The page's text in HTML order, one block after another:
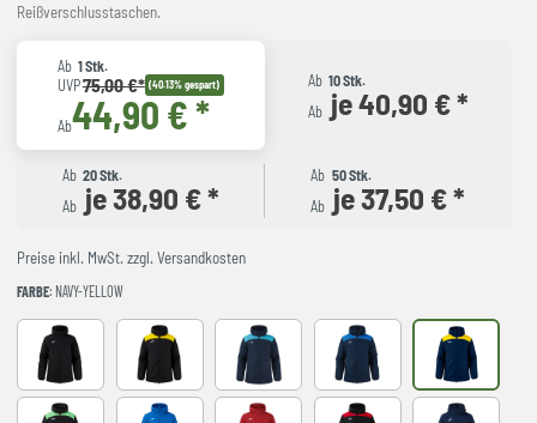
Reißverschlusstaschen.
Ab 1 Stk.
UVP75,00 €* (40.13% gespart)
Ab44,90 € *
Ab 10 Stk.
Ab je 40,90 € *
Ab 20 Stk.
Ab je 38,90 € *
Ab 50 Stk.
Ab je 37,50 € *
Preise inkl. MwSt. zzgl. Versandkosten
FARBE: NAVY-YELLOW
BLACK BLACK-YELLOW DARK NAVY TURQUESANAVY-ROYAL NAVY-